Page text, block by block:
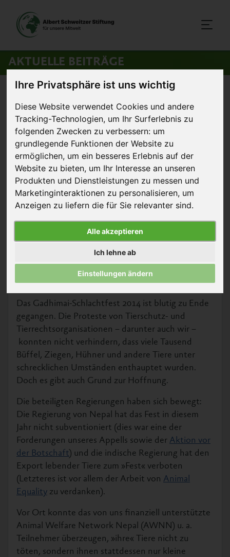
Ihre Privatsphäre ist uns wichtig
Diese Website verwendet Cookies und andere
Tracking-Technologien, um Ihr Surferlebnis zu
folgenden Zwecken zu verbessern: um
grundlegende Funktionen der Website zu
ermöglichen, um ein besseres Erlebnis auf der
Website zu bieten, um Ihr Interesse an unseren
Produkten und Dienstleistungen zu messen und
Marketinginteraktionen zu personalisieren, um
Anzeigen zu liefern die für Sie relevanter sind.
Alle akzeptieren
Ich lehne ab
Einstellungen ändern
AKTUELLE BEITRÄGE
Aktuelles> Nach dem Gadhimai-Schlachtfest
7. Dezember 2014 Artikel
Nach dem Gadhimai-Schlachtfest
Das Gadhimai-Schlachtfest 2014 ist blutig zu Ende
gegangen. Die Proteste von Tierschutz- und
Tierrechtsorganisationen – darunter auch wir –
konnten nicht verhindern, dass viele Tausend
Büffel, Ziegen, Hühner und andere Tiere unter
schrecklichen Umständen enthauptet wurden.
Doch es gibt auch Grund zur Hoffnung.
Die beteiligten Regierungen haben sich bewegt:
Die Regierung von Nepal hat das Fest in diesem
Jahr nicht subventioniert (dies war eine der
Forderungen unseres Appells sowie der Aktion vor
der Botschaft) und die indische Regierung hat den
Export lebender Tiere zum »Fest« verboten
(Letzteres ist vor allem der Arbeit von Animal
Equality zu verdanken).
Vor Ort konnte das von uns finanziell unterstützte
Animal Welfare Network Nepal (AWNN) u. a.
Teilnehmer überzeugen, »ihre« Tiere nicht zu
töten, sondern ihnen stattdessen nur kleine